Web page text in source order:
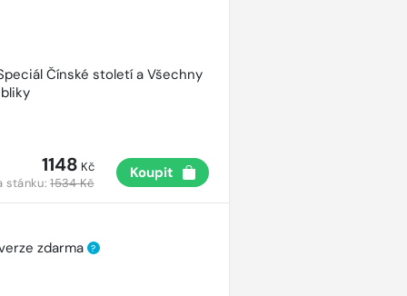
Čínské století a Všechny
1148 Kč
stánku:1534 Kč
Koupit
zdarma ?